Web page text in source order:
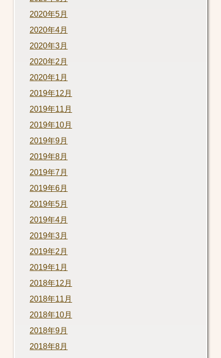
2020年5月
2020年4月
2020年3月
2020年2月
2020年1月
2019年12月
2019年11月
2019年10月
2019年9月
2019年8月
2019年7月
2019年6月
2019年5月
2019年4月
2019年3月
2019年2月
2019年1月
2018年12月
2018年11月
2018年10月
2018年9月
2018年8月